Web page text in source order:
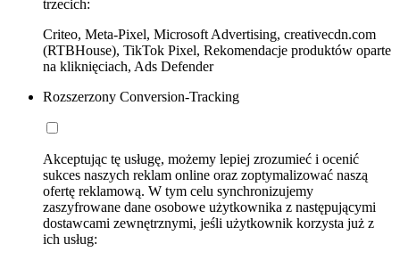
trzecich:
Criteo, Meta-Pixel, Microsoft Advertising, creativecdn.com
(RTBHouse), TikTok Pixel, Rekomendacje produktów oparte
na kliknięciach, Ads Defender
Rozszerzony Conversion-Tracking
Akceptując tę usługę, możemy lepiej zrozumieć i ocenić
sukces naszych reklam online oraz zoptymalizować naszą
ofertę reklamową. W tym celu synchronizujemy
zaszyfrowane dane osobowe użytkownika z następującymi
dostawcami zewnętrznymi, jeśli użytkownik korzysta już z
ich usług: